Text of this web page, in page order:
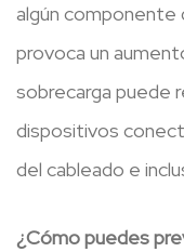
algún
provoca un
sobrecarga puede
dispositivos
del cableado e
¿Cómo puedes